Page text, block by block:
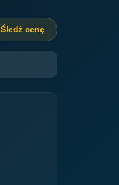
Śledź cenę